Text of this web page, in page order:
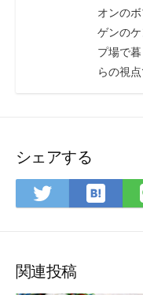
オンの
ゲンの
プ場で
らの視
シェアする
で
ア
は
て
関連投稿